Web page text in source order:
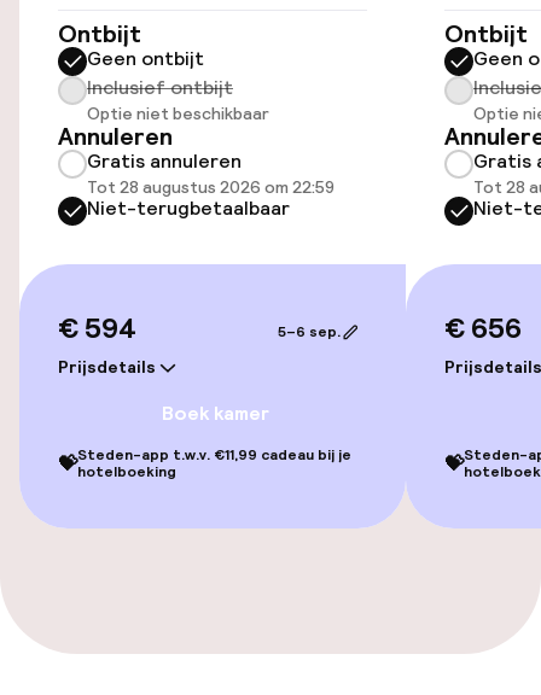
(buiten)
£ 3,50 per dag
Openbaar parkeren
Transferservice
Entertainment
Gratis wifi
Eet- en drinkgelegenheden
Restaurant
Eet- en drinkdiensten
Ontbijt
Geen ontbijt
Inclusief ontbijt
Optie niet beschikbaar
Annuleren
Gratis annuleren
Tot 28 augustus 2026 om 22:59
Niet-terugbetaalbaar
€ 594
Prijsdetails
5–6 sep.
Boek kamer
💝Steden-app t.w.v. €11,99 cadeau bij je
hotelboeking
Ontbijt
Geen
Optie
Gratis
Tot 28
Niet-
€ 656
Prijsdetails
💝Steden-